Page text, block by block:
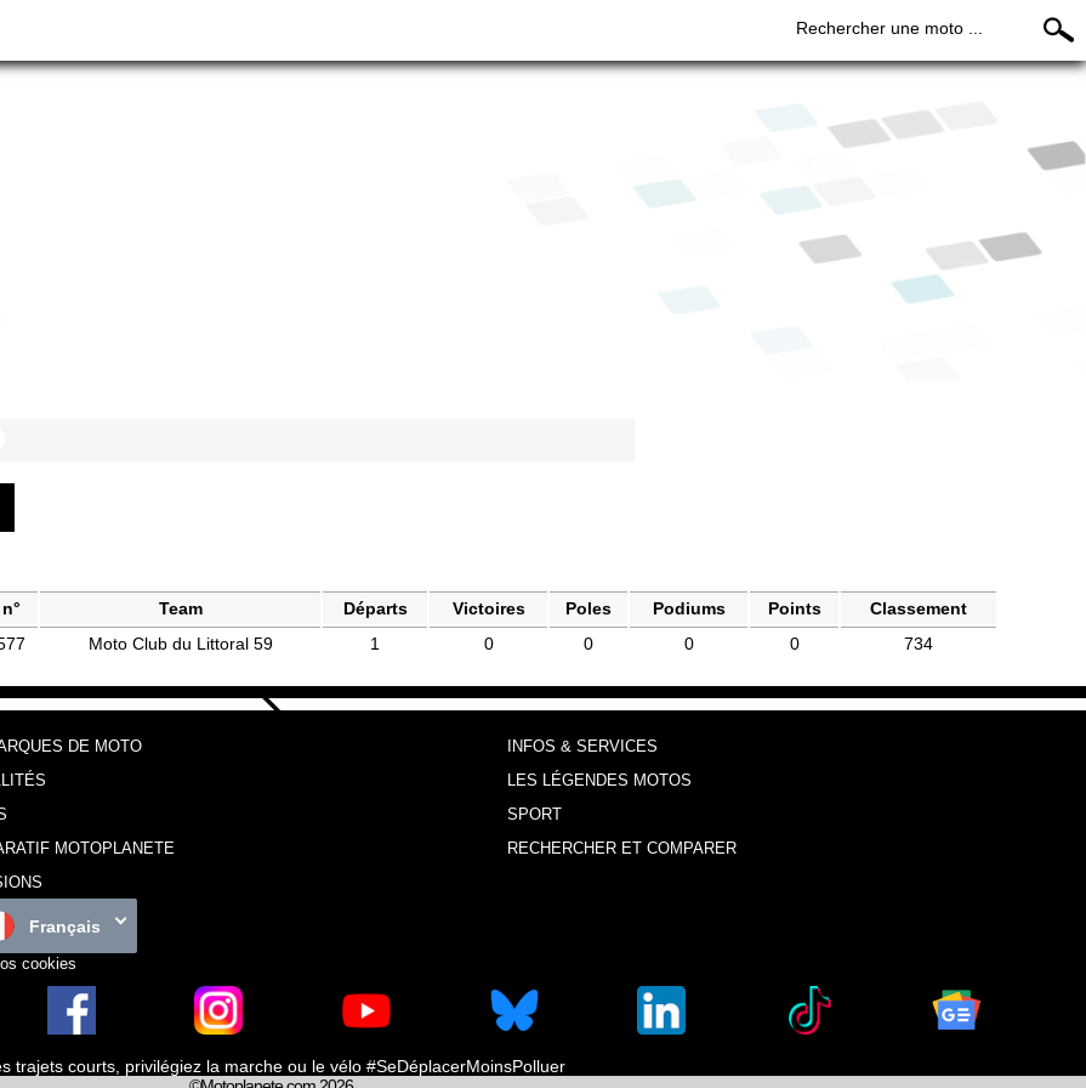
Rechercher une moto ...
n° Team Départs Victoires Poles Podiums Points
Classement
Moto Club du Littoral 59 1 0 0 0 0 734
DE MOTO
INFOS & SERVICES
LES LÉGENDES MOTOS
SPORT
MOTOPLANETE
RECHERCHER ET COMPARER
Français
cookies
trajets courts, privilégiez la marche ou le vélo #SeDéplacerMoinsPolluer